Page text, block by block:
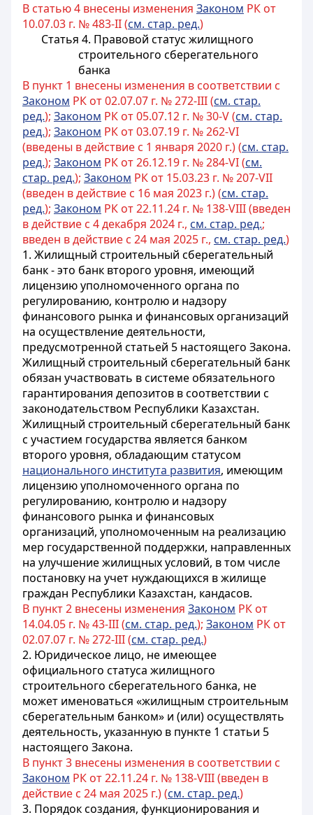
В статью 4 внесены изменения Законом РК от
10.07.03 г. № 483-II (см. стар. ред.)
Статья 4. Правовой статус жилищного
строительного сберегательного
банка
В пункт 1 внесены изменения в соответствии с
Законом РК от 02.07.07 г. № 272-III (см. стар.
ред.); Законом РК от 05.07.12 г. № 30-V (см. стар.
ред.); Законом РК от 03.07.19 г. № 262-VI
(введены в действие с 1 января 2020 г.) (см. стар.
ред.); Законом РК от 26.12.19 г. № 284-VI (см.
стар. ред.); Законом РК от 15.03.23 г. № 207-VII
(введен в действие с 16 мая 2023 г.) (см. стар.
ред.); Законом РК от 22.11.24 г. № 138-VIII (введен
в действие с 4 декабря 2024 г., см. стар. ред.;
введен в действие с 24 мая 2025 г., см. стар. ред.)
1. Жилищный строительный сберегательный
банк - это банк второго уровня, имеющий
лицензию уполномоченного органа по
регулированию, контролю и надзору
финансового рынка и финансовых организаций
на осуществление деятельности,
предусмотренной статьей 5 настоящего Закона.
Жилищный строительный сберегательный банк
обязан участвовать в системе обязательного
гарантирования депозитов в соответствии с
законодательством Республики Казахстан.
Жилищный строительный сберегательный банк
с участием государства является банком
второго уровня, обладающим статусом
национального института развития, имеющим
лицензию уполномоченного органа по
регулированию, контролю и надзору
финансового рынка и финансовых
организаций, уполномоченным на реализацию
мер государственной поддержки, направленных
на улучшение жилищных условий, в том числе
постановку на учет нуждающихся в жилище
граждан Республики Казахстан, кандасов.
В пункт 2 внесены изменения Законом РК от
14.04.05 г. № 43-III (см. стар. ред.); Законом РК от
02.07.07 г. № 272-III (см. стар. ред.)
2. Юридическое лицо, не имеющее
официального статуса жилищного
строительного сберегательного банка, не
может именоваться «жилищным строительным
сберегательным банком» и (или) осуществлять
деятельность, указанную в пункте 1 статьи 5
настоящего Закона.
В пункт 3 внесены изменения в соответствии с
Законом РК от 22.11.24 г. № 138-VIII (введен в
действие с 24 мая 2025 г.) (см. стар. ред.)
3. Порядок создания, функционирования и